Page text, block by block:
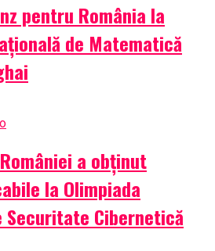
pentru România la
de Matematică
a obținut
la Olimpiada
Cibernetică